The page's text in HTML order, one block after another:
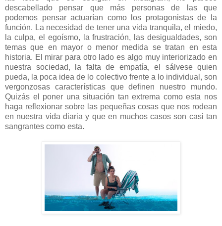
descabellado pensar que más personas de las que
podemos pensar actuarían como los protagonistas de la
función. La necesidad de tener una vida tranquila, el miedo,
la culpa, el egoísmo, la frustración, las desigualdades, son
temas que en mayor o menor medida se tratan en esta
historia. El mirar para otro lado es algo muy interiorizado en
nuestra sociedad, la falta de empatía, el sálvese quien
pueda, la poca idea de lo colectivo frente a lo individual, son
vergonzosas características que definen nuestro mundo.
Quizás el poner una situación tan extrema como esta nos
haga reflexionar sobre las pequeñas cosas que nos rodean
en nuestra vida diaria y que en muchos casos son casi tan
sangrantes como esta.